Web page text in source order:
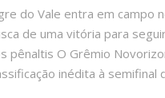
do Vale entra em campo
de uma vitória para
pênaltis O Grêmio
inédita à semifinal